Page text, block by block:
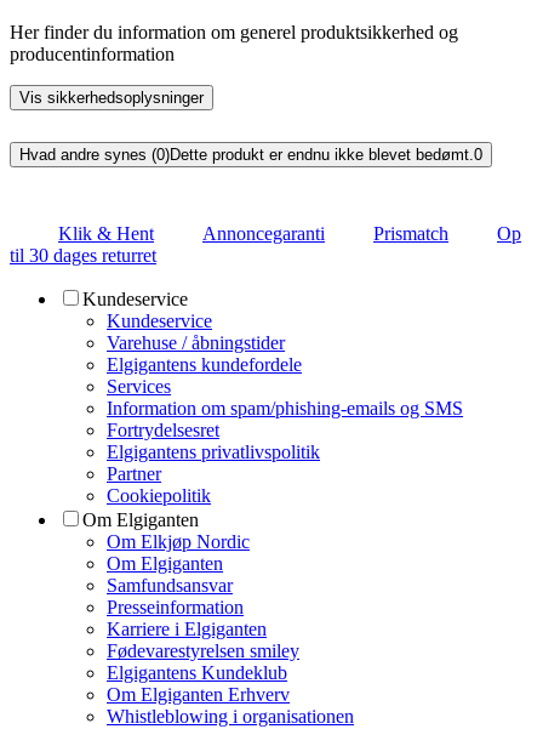
Her finder du information om generel produktsikkerhed og
producentinformation
Vis sikkerhedsoplysninger
Hvad andre synes (0)Dette produkt er endnu ikke blevet bedømt.0
Klik & Hent Annoncegaranti Prismatch
Op
til 30 dages returret
Kundeservice
Kundeservice
Varehuse / åbningstider
Elgigantens kundefordele
Services
Information om spam/phishing-emails og SMS
Fortrydelsesret
Elgigantens privatlivspolitik
Partner
Cookiepolitik
Om Elgiganten
Om Elkjøp Nordic
Om Elgiganten
Samfundsansvar
Presseinformation
Karriere i Elgiganten
Fødevarestyrelsen smiley
Elgigantens Kundeklub
Om Elgiganten Erhverv
Whistleblowing i organisationen